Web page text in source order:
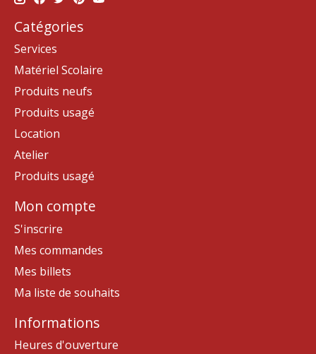
Catégories
Services
Matériel Scolaire
Produits neufs
Produits usagé
Location
Atelier
Produits usagé
Mon compte
S'inscrire
Mes commandes
Mes billets
Ma liste de souhaits
Informations
Heures d'ouverture